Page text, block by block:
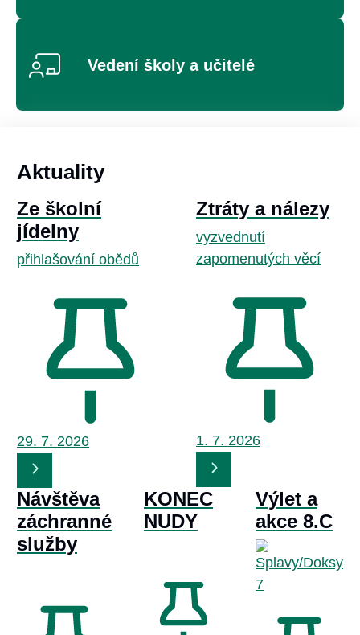
Vedení školy a učitelé
ZŠ U Nemocnice Rumburk
Aktuality
Ze školní
jídelny
přihlašování obědů
29. 7. 2026
Ztráty a nálezy
vyzvednutí
zapomenutých věcí
1. 7. 2026
Návštěva
záchranné
služby
KONEC
NUDY
Výlet a
akce 8.C